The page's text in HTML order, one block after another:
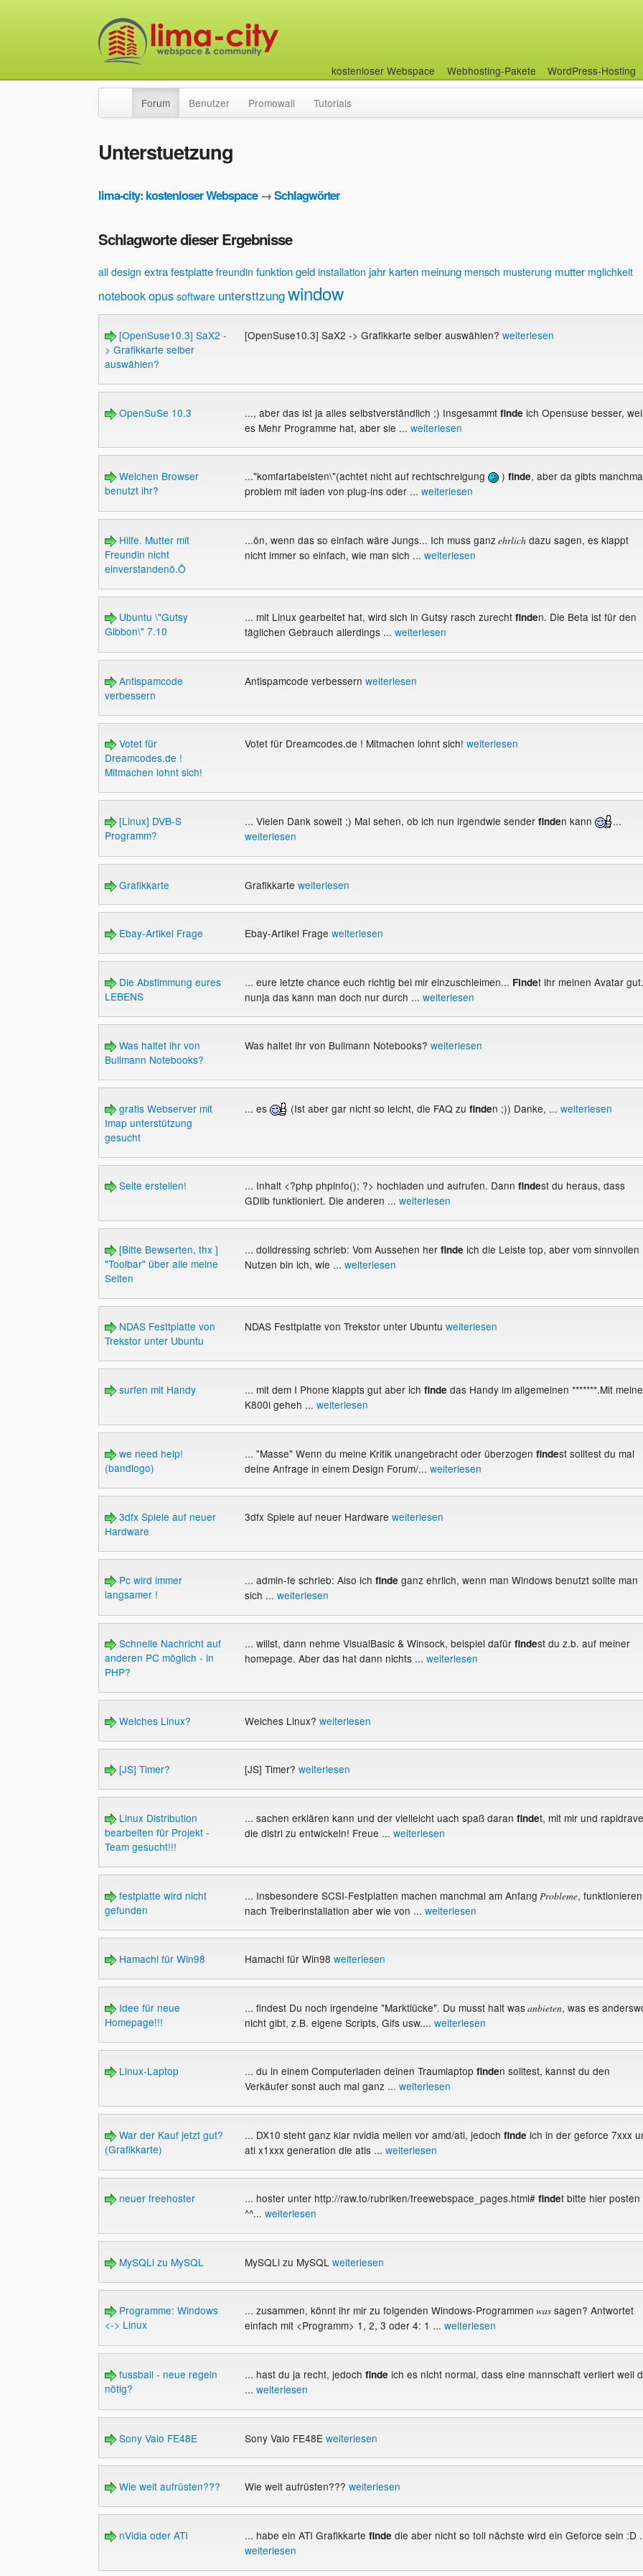
kostenloser Webspace Webhosting-Pakete WordPress-Hosting
Forum Benutzer Promowall Tutorials
Unterstuetzung
lima-city: kostenloser Webspace→Schlagwörter
Schlagworte dieser Ergebnisse
all design extrafestplatte freundin funktiongeld installation jahrkarten meinung mensch musterung mutter mglichkeit
notebookopus software untersttzungwindow
[OpenSuse10.3] SaX2 -
> Grafikkarte selber
auswählen?
[OpenSuse10.3] SaX2 -> Grafikkarte selber auswählen? weiterlesen
OpenSuSe 10.3 ..., aber das ist ja alles selbstverständlich ;) Insgesammtfinde ich Opensuse besser,
es Mehr Programme hat, aber sie ... weiterlesen
Welchen Browser
benutzt ihr?
..."komfartabelsten\"(achtet nicht auf rechtschreigung ) finde, aber da gibts
problem mit laden von plug-ins oder ... weiterlesen
Hilfe. Mutter mit
Freundin nicht
einverstandenô.Ô
...ön, wenn das so einfach wäre Jungs... Ich muss ganz ehrlichdazu sagen, es klappt
nicht immer so einfach, wie man sich ... weiterlesen
Ubuntu \"Gutsy
Gibbon\" 7.10
... mit Linux gearbeitet hat, wird sich in Gutsy rasch zurechtfinden. Die Beta ist für den
täglichen Gebrauch allerdings ... weiterlesen
Antispamcode
verbessern
Antispamcode verbessern weiterlesen
Votet für
Dreamcodes.de !
Mitmachen lohnt sich!
Votet für Dreamcodes.de ! Mitmachen lohnt sich! weiterlesen
[Linux] DVB-S
Programm?
... Vielen Dank soweit ;) Mal sehen, ob ich nun irgendwie senderfinden kann
...
weiterlesen
Grafikkarte Grafikkarte weiterlesen
Ebay-Artikel Frage Ebay-Artikel Frage weiterlesen
Die Abstimmung eures
LEBENS
... eure letzte chance euch richtig bei mir einzuschleimen... Findet ihr meinen Avatar
nunja das kann man doch nur durch ... weiterlesen
Was haltet ihr von
Bullmann Notebooks?
Was haltet ihr von Bullmann Notebooks? weiterlesen
gratis Webserver mit
Imap unterstützung
gesucht
... es (Ist aber gar nicht so leicht, die FAQ zu finden ;)) Danke, ... weiterlesen
Seite erstellen! ... Inhalt <?php phpinfo(); ?> hochladen und aufrufen. Dann findest du heraus, dass
GDlib funktioniert. Die anderen ... weiterlesen
[Bitte Bewserten, thx ]
"Toolbar" über alle meine
Seiten
... dolldressing schrieb: Vom Aussehen herfinde ich die Leiste top, aber vom sinnvollen
Nutzen bin ich, wie ... weiterlesen
NDAS Festtplatte von
Trekstor unter Ubuntu
NDAS Festtplatte von Trekstor unter Ubuntu weiterlesen
surfen mit Handy ... mit dem I Phone klappts gut aber ich finde das Handy im allgemeinen *******.Mit
K800i geheh ... weiterlesen
we need help!
(bandlogo)
... "Masse" Wenn du meine Kritik unangebracht oder überzogen findest solltest du mal
deine Anfrage in einem Design Forum/... weiterlesen
3dfx Spiele auf neuer
Hardware
3dfx Spiele auf neuer Hardware weiterlesen
Pc wird immer
langsamer !
... admin-fe schrieb: Also ich finde ganz ehrlich, wenn man Windows benutzt sollte man
sich ... weiterlesen
Schnelle Nachricht auf
anderen PC möglich - in
PHP?
... willst, dann nehme VisualBasic & Winsock, beispiel dafürfindest du z.b. auf meiner
homepage. Aber das hat dann nichts ... weiterlesen
Welches Linux? Welches Linux? weiterlesen
[JS] Timer? [JS] Timer? weiterlesen
Linux Distribution
bearbeiten für Projekt -
Team gesucht!!!
... sachen erklären kann und der vielleicht uach spaß daran findet, mit mir und
die distri zu entwickeln! Freue ... weiterlesen
festplatte wird nicht
gefunden
... Insbesondere SCSI-Festplatten machen manchmal am Anfang Probleme, funktionieren
nach Treiberinstallation aber wie von ... weiterlesen
Hamachi für Win98 Hamachi für Win98 weiterlesen
Idee für neue
Homepage!!!
... findest Du noch irgendeine "Marktlücke". Du musst halt wasanbieten, was es
nicht gibt, z.B. eigene Scripts, Gifs usw.... weiterlesen
Linux-Laptop ... du in einem Computerladen deinen Traumlaptop finden solltest, kannst du den
Verkäufer sonst auch mal ganz ... weiterlesen
War der Kauf jetzt gut?
(Grafikkarte)
... DX10 steht ganz klar nvidia meilen vor amd/ati, jedoch finde ich in der geforce 7xxx
ati x1xxx generation die atis ... weiterlesen
neuer freehoster ... hoster unter http://raw.to/rubriken/freewebspace_pages.html#findet bitte hier posten
^^... weiterlesen
MySQLi zu MySQL MySQLi zu MySQL weiterlesen
Programme: Windows
<-> Linux
... zusammen, könnt ihr mir zu folgenden Windows-Programmen wassagen? Antwortet
einfach mit <Programm> 1, 2, 3 oder 4: 1 ... weiterlesen
fussball - neue regeln
nötig?
... hast du ja recht, jedoch finde ich es nicht normal, dass eine mannschaft verliert weil
... weiterlesen
Sony Vaio FE48E Sony Vaio FE48E weiterlesen
Wie weit aufrüsten??? Wie weit aufrüsten??? weiterlesen
nVidia oder ATI ... habe ein ATI Grafikkarte finde die aber nicht so toll nächste wird ein Geforce sein :D
weiterlesen